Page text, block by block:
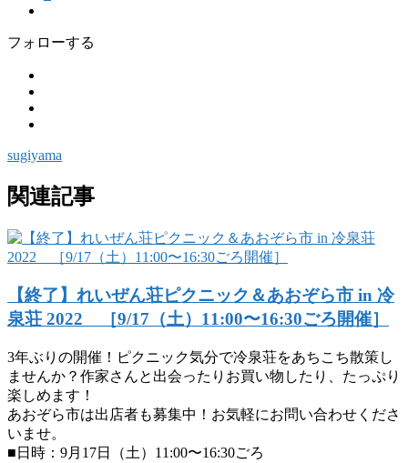
フォローする
sugiyama
関連記事
【終了】れいぜん荘ピクニック＆あおぞら市 in 冷
泉荘 2022 ［9/17（土）11:00〜16:30ごろ開催］
3年ぶりの開催！ピクニック気分で冷泉荘をあちこち散策し
ませんか？作家さんと出会ったりお買い物したり、たっぷり
楽しめます！
あおぞら市は出店者も募集中！お気軽にお問い合わせくださ
いませ。
■日時：9月17日（土）11:00〜16:30ごろ